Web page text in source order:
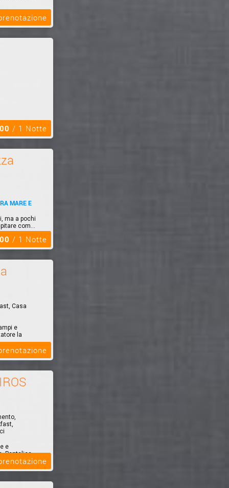
/ 1 Notte
MARE E
ma a pochi
com...
/ 1 Notte
Casa
e
la
e
Pantalica,